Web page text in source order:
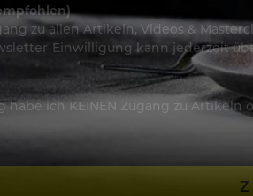
zu allen Artikeln, Videos &
Einwilligung kann jederzeit
habe ich KEINEN Zugang zu